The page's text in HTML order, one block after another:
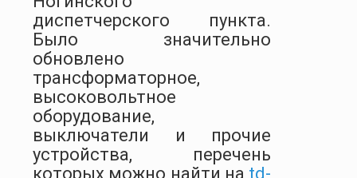
диспетчерского пункта.
Было значительно
обновлено
трансформаторное,
высоковольтное
оборудование,
выключатели и прочие
устройства, перечень
которых можно найти на td-